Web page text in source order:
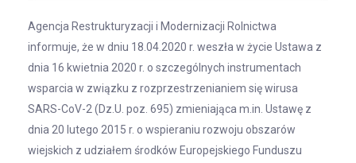
Agencja Restrukturyzacji i Modernizacji Rolnictwa
informuje, że w dniu 18.04.2020 r. weszła w życie Ustawa z
dnia 16 kwietnia 2020 r. o szczególnych instrumentach
wsparcia w związku z rozprzestrzenianiem się wirusa
SARS-CoV-2 (Dz.U. poz. 695) zmieniająca m.in. Ustawę z
dnia 20 lutego 2015 r. o wspieraniu rozwoju obszarów
wiejskich z udziałem środków Europejskiego Funduszu